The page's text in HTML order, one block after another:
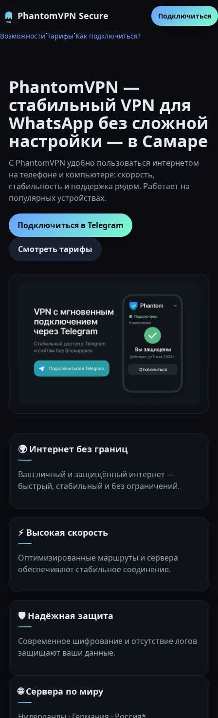
PhantomVPN Secure
Возможности·Тарифы·Как подключиться?
Подключиться
PhantomVPN —
стабильный VPN для
WhatsApp без сложной
настройки — в Самаре
С PhantomVPN удобно пользоваться интернетом
на телефоне и компьютере: скорость,
стабильность и поддержка рядом. Работает на
популярных устройствах.
Подключиться в Telegram
Смотреть тарифы
🌍 Интернет без границ
Ваш личный и защищённый интернет —
быстрый, стабильный и без ограничений.
⚡ Высокая скорость
Оптимизированные маршруты и сервера
обеспечивают стабильное соединение.
🛡️ Надёжная защита
Современное шифрование и отсутствие логов
защищают ваши данные.
🌐 Сервера по миру